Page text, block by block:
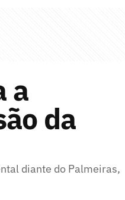
a
da
diante do Palmeiras,